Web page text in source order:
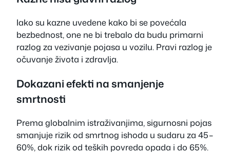
Iako su kazne uvedene kako bi se povećala
bezbednost, one ne bi trebalo da budu primarni
razlog za vezivanje pojasa u vozilu. Pravi razlog je
očuvanje života i zdravlja.
Dokazani efekti na smanjenje
smrtnosti
Prema globalnim istraživanjima, sigurnosni pojas
smanjuje rizik od smrtnog ishoda u sudaru za 45–
60%, dok rizik od teških povreda opada i do 65%.